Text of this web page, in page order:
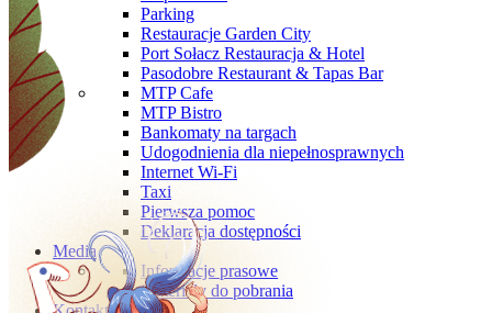
Parking
Restauracje Garden City
Port Sołacz Restauracja & Hotel
Pasodobre Restaurant & Tapas Bar
MTP Cafe
MTP Bistro
Bankomaty na targach
Udogodnienia dla niepełnosprawnych
Internet Wi-Fi
Taxi
Pierwsza pomoc
Deklaracja dostępności
Media
Informacje prasowe
Materiały do pobrania